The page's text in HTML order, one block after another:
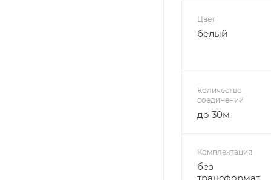
Цвет
белый
Количество
соединений
до 30м
Комплектация
без